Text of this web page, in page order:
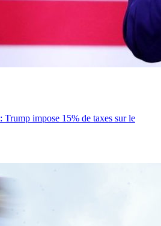
Trump impose 15% de taxes sur le